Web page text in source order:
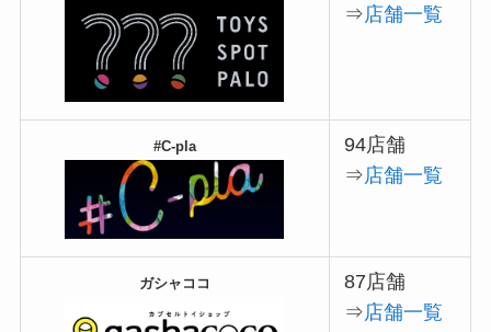
⇒店舗一覧
#C-pla
94店舗
⇒店舗一覧
ガシャココ
87店舗
⇒店舗一覧